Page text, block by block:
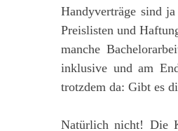
Handyverträge sind
Preislisten und
manche
inklusive und am
trotzdem da: Gibt es
Natürlich nicht! Die